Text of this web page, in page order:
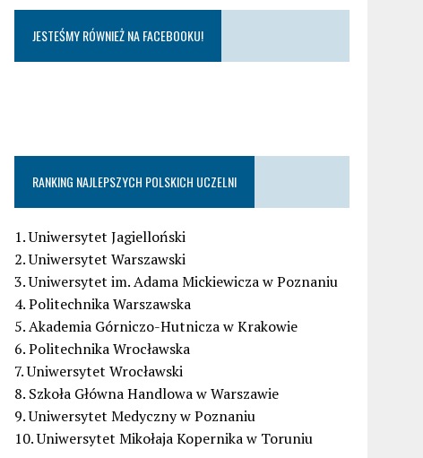
JESTEŚMY RÓWNIEŻ NA FACEBOOKU!
RANKING NAJLEPSZYCH POLSKICH UCZELNI
1. Uniwersytet Jagielloński
2. Uniwersytet Warszawski
3. Uniwersytet im. Adama Mickiewicza w Poznaniu
4. Politechnika Warszawska
5. Akademia Górniczo-Hutnicza w Krakowie
6. Politechnika Wrocławska
7. Uniwersytet Wrocławski
8. Szkoła Główna Handlowa w Warszawie
9. Uniwersytet Medyczny w Poznaniu
10. Uniwersytet Mikołaja Kopernika w Toruniu